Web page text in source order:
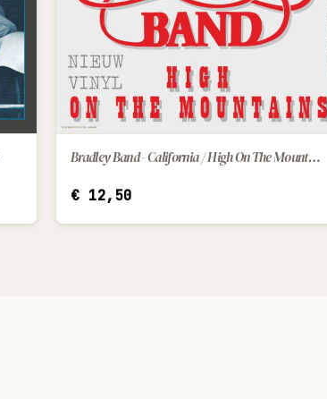
IN WINKELWAGEN Bradley Band - California / High On The Mountains
€12,50